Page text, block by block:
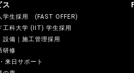
ス
学生採用 (FAST OFFER)
工科大学 (IIT) 学生採用
設備｜施工管理採用
研修
来日サポート